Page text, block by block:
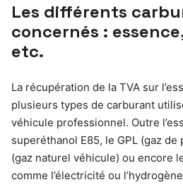
Les différents
concernés :
etc.
La récupération de la TVA sur
plusieurs types de carburant
véhicule professionnel. Outre
superéthanol E85, le GPL (gaz
(gaz naturel véhicule) ou encore
comme l’électricité ou